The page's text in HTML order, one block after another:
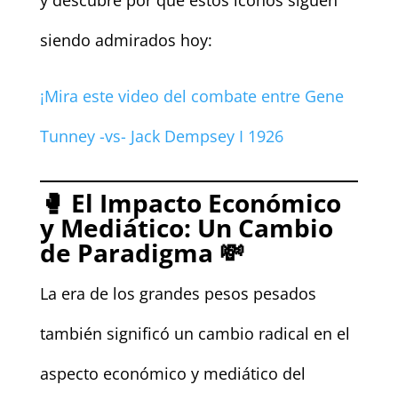
siendo admirados hoy:
¡Mira este video del combate entre Gene
Tunney -vs- Jack Dempsey I 1926
🥊 El Impacto Económico
y Mediático: Un Cambio
de Paradigma 💸
La era de los grandes pesos pesados
también significó un cambio radical en el
aspecto económico y mediático del